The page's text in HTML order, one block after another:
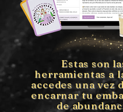
Estas son
herramientas a
accedes una vez
encarnar tu
de